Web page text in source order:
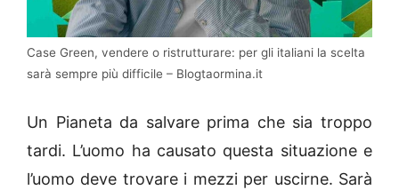
Case Green, vendere o ristrutturare: per gli italiani la scelta
sarà sempre più difficile – Blogtaormina.it
Un Pianeta da salvare prima che sia troppo
tardi. L’uomo ha causato questa situazione e
l’uomo deve trovare i mezzi per uscirne. Sarà